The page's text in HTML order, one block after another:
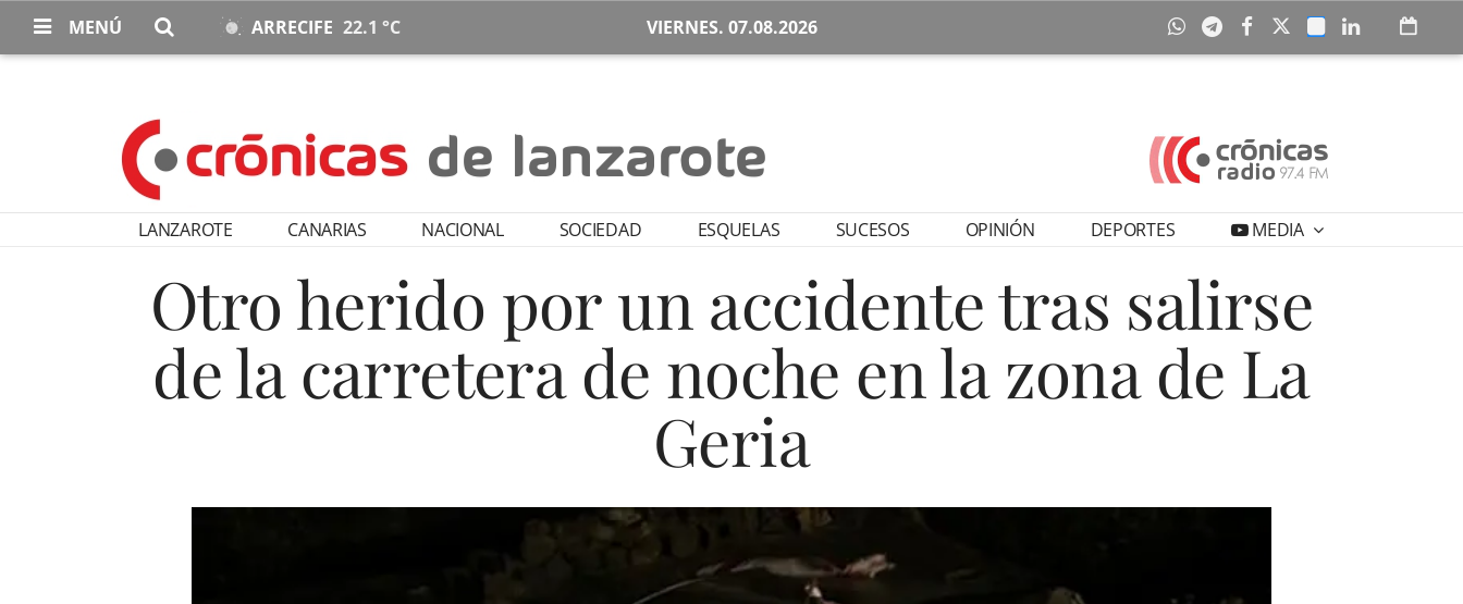
MENÚ ARRECIFE 22.1 °C VIERNES. 07.08.2026
LANZAROTE CANARIAS NACIONAL SOCIEDAD ESQUELAS SUCESOS OPINIÓN DEPORTES MEDIA
Otro herido por un accidente tras salirse
de la carretera de noche en la zona de La
Geria